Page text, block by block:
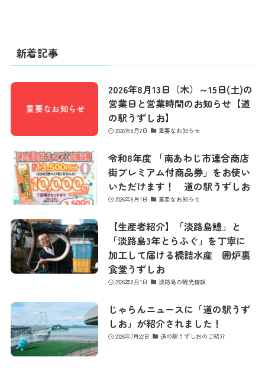
コンテンツ
アクセス
館内のご案内
営業カレンダー
お問い合わせ
新着記事
2026年8月13日（木）～15日(土)の
営業日と営業時間のお知らせ【道
の駅うずしお】
2026年8月2日 重要なお知らせ
令和8年度 「南あわじ市連合商店
街プレミアム付商品券」をお使い
いただけます！ 道の駅うずしお
2026年8月1日 重要なお知らせ
【生産者紹介】「淡路島鱧」と
「淡路島3年とらふぐ」を丁寧に
加工して届ける橋詰水産 囲炉裏
食堂うずしお
2026年8月1日 淡路島の観光情報
じゃらんニュースに「道の駅うず
しお」が紹介されました！
2026年7月22日 道の駅うずしおのご紹介